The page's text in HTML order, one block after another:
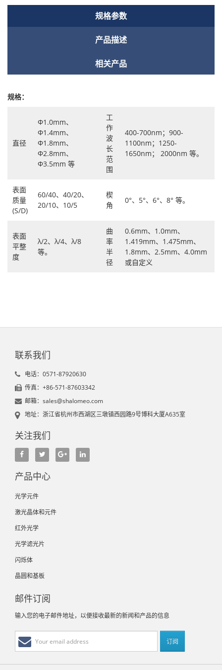
规格参数
产品描述
相关产品
规格：
直径
Φ1.0mm、
Φ1.4mm、
Φ1.8mm、
Φ2.8mm、
Φ3.5mm 等
工
作
波
长
范
围
400-700nm；900-
1100nm；1250-
1650nm； 2000nm 等。
表面
质量
(S/D)
60/40、40/20、
20/10、10/5
楔
角
0°、5°、6°、8° 等。
表面
平整
度
λ/2、λ/4、λ/8
等。
曲
率
半
径
0.6mm、1.0mm、
1.419mm、1.475mm、
1.8mm、2.5mm、4.0mm
或自定义
联系我们
电话：0571-87920630
传真：+86-571-87603342
邮箱：sales@shalomeo.com
地址：浙江省杭州市西湖区三墩镇西园路9号博科大厦A635室
关注我们
产品中心
光学元件
激光晶体和元件
红外光学
光学滤光片
闪烁体
晶圆和基板
邮件订阅
输入您的电子邮件地址，以便接收最新的新闻和产品的信息